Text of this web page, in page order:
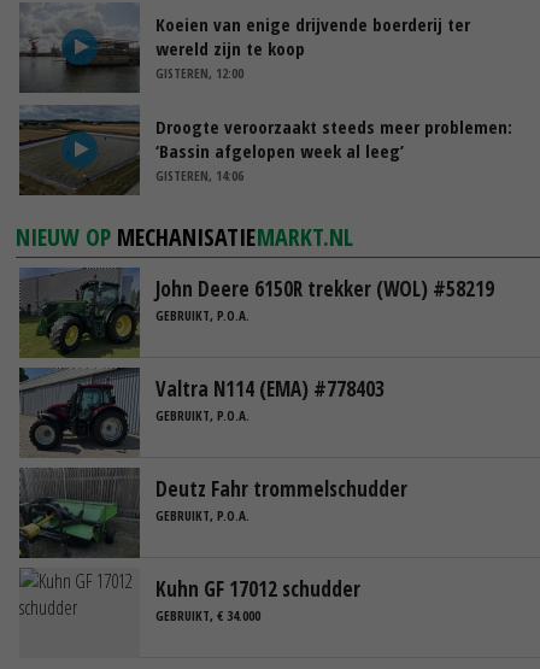
Koeien van enige drijvende boerderij ter
wereld zijn te koop
GISTEREN, 12:00
Droogte veroorzaakt steeds meer problemen:
‘Bassin afgelopen week al leeg’
GISTEREN, 14:06
NIEUW OP MECHANISATIEMARKT.NL
John Deere 6150R trekker (WOL) #58219
GEBRUIKT, P.O.A.
Valtra N114 (EMA) #778403
GEBRUIKT, P.O.A.
Deutz Fahr trommelschudder
GEBRUIKT, P.O.A.
Kuhn GF 17012 schudder
GEBRUIKT, € 34.000